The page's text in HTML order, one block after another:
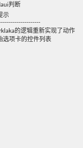
判断
示
的逻辑重新实现了动作
选项卡的控件列表